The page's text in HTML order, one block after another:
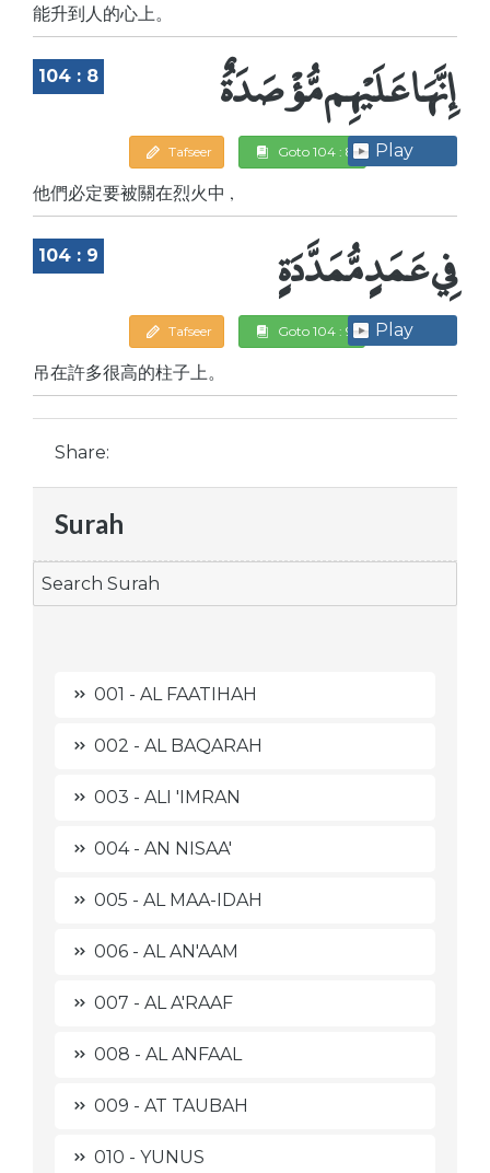
能升到人的心上。
104 : 8 إِنَّهَا عَلَيْهِم مُّؤْصَدَةٌ
Tafseer Goto 104 : 8 Play
他們必定要被關在烈火中 ,
104 : 9 فِي عَمَدٍ مُّمَدَّدَةٍ
Tafseer Goto 104 : 9 Play
吊在許多很高的柱子上。
Share:
Surah
001 - AL FAATIHAH
002 - AL BAQARAH
003 - ALI 'IMRAN
004 - AN NISAA'
005 - AL MAA-IDAH
006 - AL AN'AAM
007 - AL A'RAAF
008 - AL ANFAAL
009 - AT TAUBAH
010 - YUNUS